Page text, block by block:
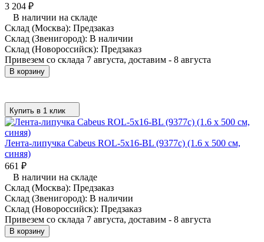
3 204 ₽
В наличии на складе
Склад (Москва): Предзаказ
Склад (Звенигород): В наличии
Склад (Новороссийск): Предзаказ
Привезем со склада 7 августа, доставим - 8 августа
В корзину
Купить в 1 клик
Лента-липучка Cabeus ROL-5x16-BL (9377c) (1.6 x 500 см,
синяя)
661 ₽
В наличии на складе
Склад (Москва): Предзаказ
Склад (Звенигород): В наличии
Склад (Новороссийск): Предзаказ
Привезем со склада 7 августа, доставим - 8 августа
В корзину